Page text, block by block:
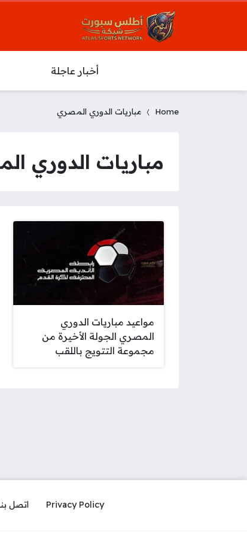
أخبار عاجلة
Home مباريات الدوري المصري
مباريات الدوري
مواعيد مباريات الدوري
المصري الجولة الأخيرة من
مجموعة التتويج باللقب
Privacy Policy اتصل